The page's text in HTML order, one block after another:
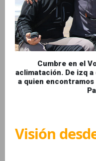
Cumbre en el
aclimatación. De izq
a quien encontramos
Visión